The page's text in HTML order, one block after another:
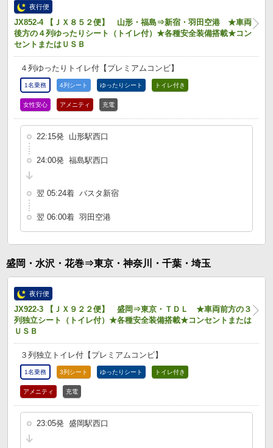
夜行便
JX852-4 【ＪＸ８５２便】 山形・福島⇒新宿・羽田空港 ★車両
後方の４列ゆったりシート（トイレ付）★各種安全装備搭載★コン
セントまたはＵＳＢ
４列ゆったりトイレ付【プレミアムコンビ】
1名乗務 4列シート ゆったりシート トイレ付き
女性安心 アメニティ 充電
22:15発 山形駅西口
24:00発 福島駅西口
翌 05:24着 バスタ新宿
翌 06:00着 羽田空港
盛岡・水沢・花巻⇒東京・神奈川・千葉・埼玉
夜行便
JX922-3 【ＪＸ９２２便】 盛岡⇒東京・ＴＤＬ ★車両前方の３
列独立シート（トイレ付）★各種安全装備搭載★コンセントまたは
ＵＳＢ
３列独立トイレ付【プレミアムコンビ】
1名乗務 3列シート ゆったりシート トイレ付き
アメニティ 充電
23:05発 盛岡駅西口